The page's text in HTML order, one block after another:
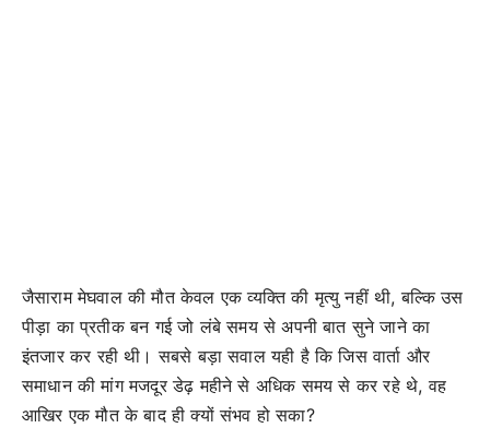
जैसाराम मेघवाल की मौत केवल एक व्यक्ति की मृत्यु नहीं थी, बल्कि उस
पीड़ा का प्रतीक बन गई जो लंबे समय से अपनी बात सुने जाने का
इंतजार कर रही थी। सबसे बड़ा सवाल यही है कि जिस वार्ता और
समाधान की मांग मजदूर डेढ़ महीने से अधिक समय से कर रहे थे, वह
आखिर एक मौत के बाद ही क्यों संभव हो सका?